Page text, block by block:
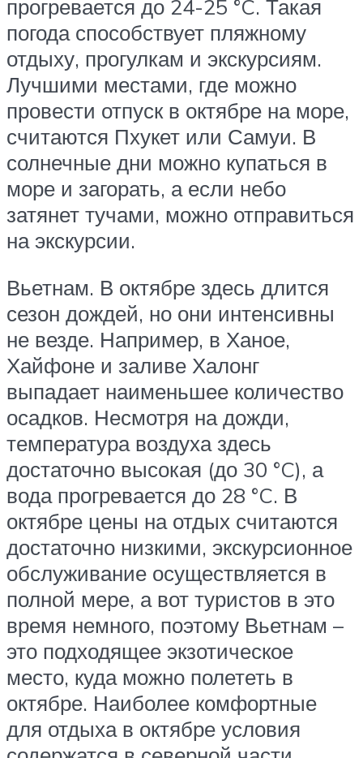
прогревается до 24-25 °C. Такая
погода способствует пляжному
отдыху, прогулкам и экскурсиям.
Лучшими местами, где можно
провести отпуск в октябре на море,
считаются Пхукет или Самуи. В
солнечные дни можно купаться в
море и загорать, а если небо
затянет тучами, можно отправиться
на экскурсии.
Вьетнам. В октябре здесь длится
сезон дождей, но они интенсивны
не везде. Например, в Ханое,
Хайфоне и заливе Халонг
выпадает наименьшее количество
осадков. Несмотря на дожди,
температура воздуха здесь
достаточно высокая (до 30 °C), а
вода прогревается до 28 °C. В
октябре цены на отдых считаются
достаточно низкими, экскурсионное
обслуживание осуществляется в
полной мере, а вот туристов в это
время немного, поэтому Вьетнам –
это подходящее экзотическое
место, куда можно полететь в
октябре. Наиболее комфортные
для отдыха в октябре условия